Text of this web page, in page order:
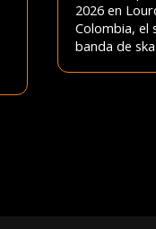
2026 en
Colombia, el
banda de